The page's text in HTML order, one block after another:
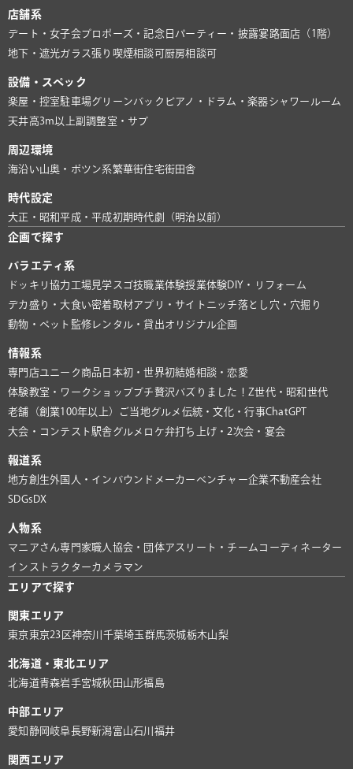
店舗系
デート・女子会プロポーズ・記念日 パーティー・披露宴路面店（1階）
地下・遮光ガラス張り 喫煙相談可 厨房相談可
設備・スペック
楽屋・控室駐車場グリーンバック ピアノ・ドラム・楽器シャワールーム
天井高3m以上副調整室・サブ
周辺環境
海沿い山奥・ポツン系繁華街住宅街田舎
時代設定
大正・昭和平成・平成初期時代劇（明治以前）
企画で探す
バラエティ系
ドッキリ協力 工場見学 スゴ技職業体験授業体験 DIY・リフォーム
デカ盛り・大食い密着取材アプリ・サイト ニッチ落とし穴・穴掘り
動物・ペット 監修 レンタル・貸出オリジナル企画
情報系
専門店ユニーク商品 日本初・世界初結婚相談・恋愛
体験教室・ワークショッププチ贅沢バズりました！ Z世代・昭和世代
老舗（創業100年以上）
ご当地グルメ 伝統・文化・行事ChatGPT
大会・コンテスト 駅舎グルメ ロケ弁打ち上げ・2次会・宴会
報道系
地方創生外国人・インバウンド メーカー ベンチャー企業不動産会社
SDGs DX
人物系
マニアさん専門家 職人 協会・団体アスリート・チーム コーディネーター
インストラクターカメラマン
エリアで探す
関東エリア
東京 東京23区神奈川 千葉埼玉群馬茨城栃木山梨
北海道・東北エリア
北海道青森岩手宮城秋田 山形福島
中部エリア
愛知 静岡 岐阜長野新潟富山石川 福井
関西エリア